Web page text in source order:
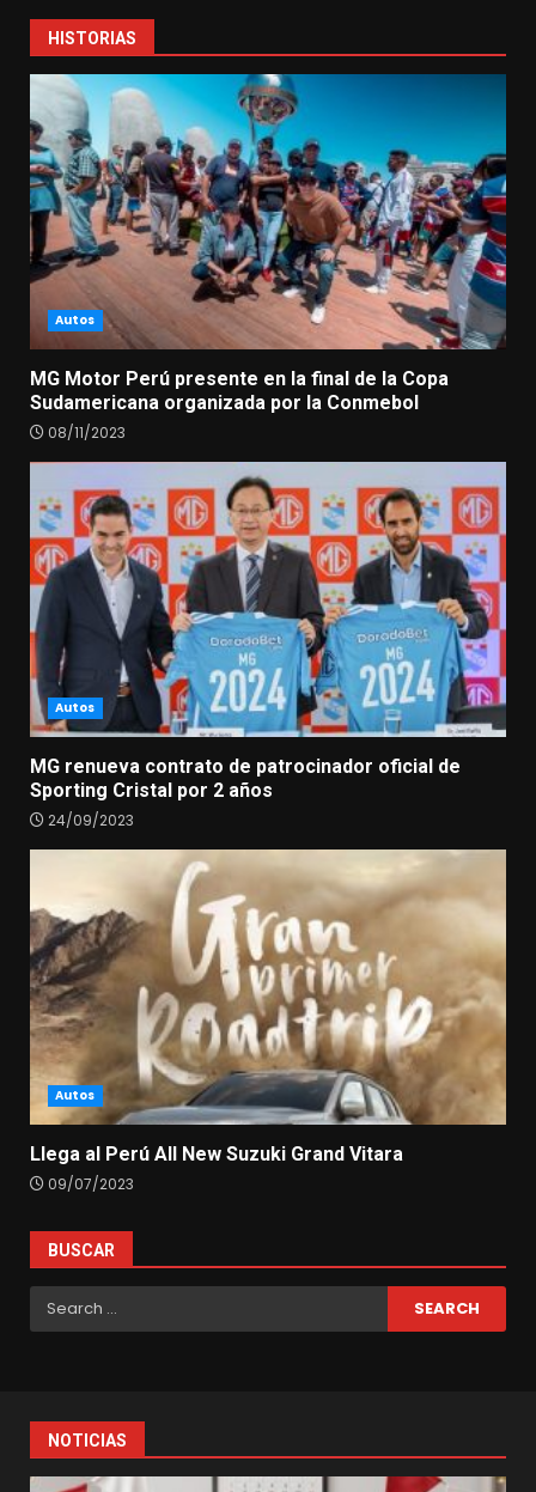
HISTORIAS
Autos
MG Motor Perú presente en la final de la Copa
Sudamericana organizada por la Conmebol
08/11/2023
Autos
MG renueva contrato de patrocinador oficial de
Sporting Cristal por 2 años
24/09/2023
Autos
Llega al Perú All New Suzuki Grand Vitara
09/07/2023
BUSCAR
Search
for:
NOTICIAS